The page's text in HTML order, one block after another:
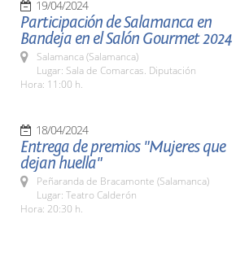
19/04/2024
Participación de Salamanca en
Bandeja en el Salón Gourmet 2024
Salamanca (Salamanca)
Lugar: Sala de Comarcas. Diputación
Hora: 11:00 h.
18/04/2024
Entrega de premios "Mujeres que
dejan huella"
Peñaranda de Bracamonte (Salamanca)
Lugar: Teatro Calderón
Hora: 20:30 h.